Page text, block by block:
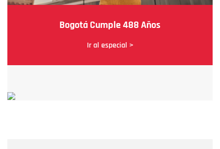
Bogotá Cumple 488 Años
Ir al especial >